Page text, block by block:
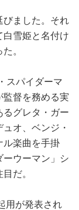
ました。それ
白雪姫と名付け
。
スパイダーマ
監督を務める実
るグレタ・ガー
オ、ベンジ・
ル楽曲を手掛
ーウーマン」シ
だ。
用が発表され